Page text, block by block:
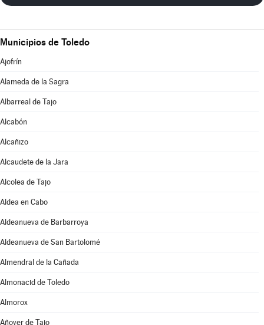
Municipios de Toledo
Ajofrín
Alameda de la Sagra
Albarreal de Tajo
Alcabón
Alcañizo
Alcaudete de la Jara
Alcolea de Tajo
Aldea en Cabo
Aldeanueva de Barbarroya
Aldeanueva de San Bartolomé
Almendral de la Cañada
Almonacid de Toledo
Almorox
Añover de Tajo